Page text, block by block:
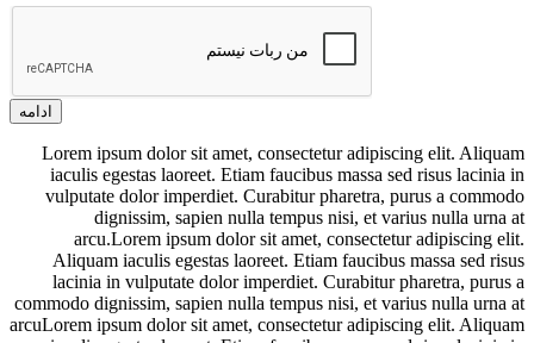
ادامه
Lorem ipsum dolor sit amet, consectetur adipiscing elit. Aliquam
iaculis egestas laoreet. Etiam faucibus massa sed risus lacinia in
vulputate dolor imperdiet. Curabitur pharetra, purus a commodo
dignissim, sapien nulla tempus nisi, et varius nulla urna at
arcu.Lorem ipsum dolor sit amet, consectetur adipiscing elit.
Aliquam iaculis egestas laoreet. Etiam faucibus massa sed risus
lacinia in vulputate dolor imperdiet. Curabitur pharetra, purus a
commodo dignissim, sapien nulla tempus nisi, et varius nulla urna at
arcuLorem ipsum dolor sit amet, consectetur adipiscing elit. Aliquam